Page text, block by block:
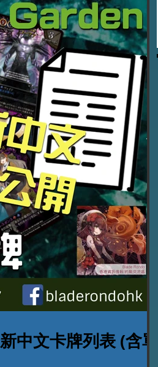
中文卡牌列表 (含單